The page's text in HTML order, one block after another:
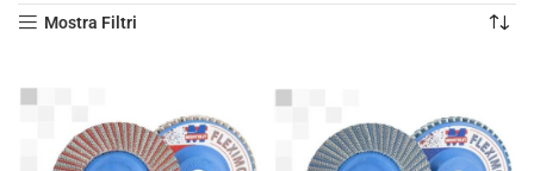
Mostra Filtri